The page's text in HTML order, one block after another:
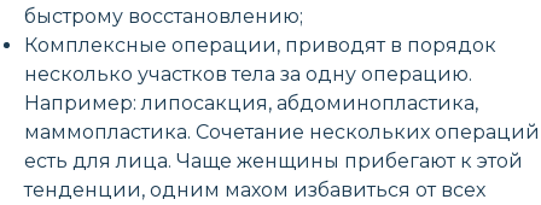
быстрому восстановлению;
Комплексные операции, приводят в порядок
несколько участков тела за одну операцию.
Например: липосакция, абдоминопластика,
маммопластика. Сочетание нескольких операций
есть для лица. Чаще женщины прибегают к этой
тенденции, одним махом избавиться от всех